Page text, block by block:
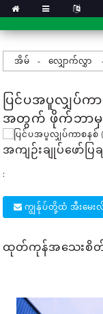
အိမ် လျှောက်လွှာ
ပြင်ပအပူလျှပ်က
အတွက် ဖိုက်ဘာ
အကျဉ်းချုပ်ဖော်ပြ
:
ကျွန်ုပ်တို့ထံ အီးမေးလ်
ထုတ်ကုန်အသေးစိ